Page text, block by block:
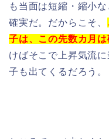
も当面は短縮・縮小
確実だ。だからこそ、
子は、この先数カ月
けばそこで上昇気流
子も出てくるだろう。